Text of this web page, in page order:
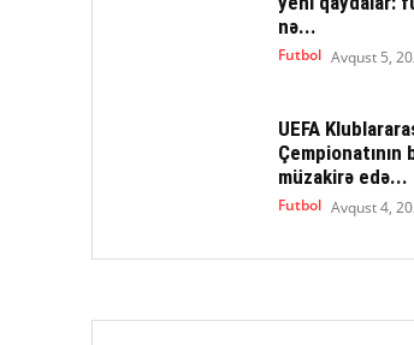
nə...
Futbol Avqust 5,
UEFA
müzakirə edə...
Futbol Avqust 4,